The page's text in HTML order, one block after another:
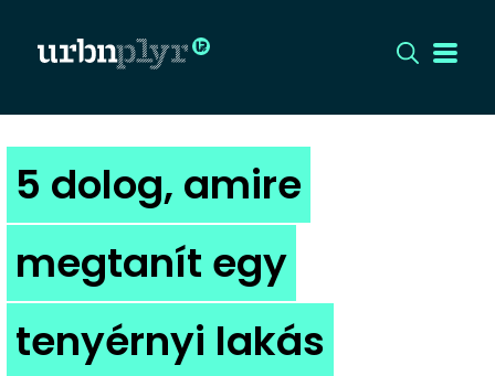
CÍMLAP
DIZÁJN
DIVAT
HIP
5 dolog, amire
megtanít egy
tenyérnyi lakás